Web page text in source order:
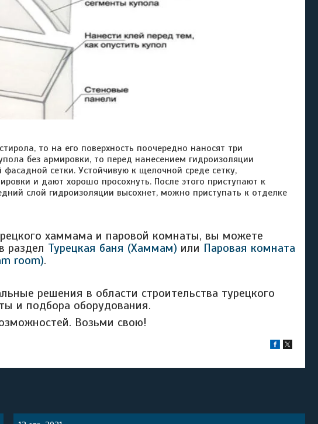
то на его поверхность поочередно наносят три
без армировки, то перед нанесением гидроизоляции
сетки. Устойчивую к щелочной среде сетку,
и дают хорошо просохнуть. После этого приступают к
слой гидроизоляции высохнет, можно приступать к отделке
хаммама и паровой комнаты, вы можете
раздел Турецкая баня (Хаммам) или Паровая комната
room).
решения в области строительства турецкого
и подбора оборудования.
Возьми свою!